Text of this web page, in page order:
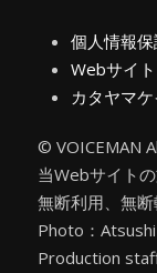
個人情報
Webサイ
カタヤマ
© VOICEMAN
当Webサイト
無断利用、無断
Photo：
Production